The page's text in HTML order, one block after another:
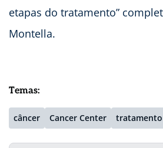
etapas do tratamento”
Montella.
Temas:
câncer Cancer Center